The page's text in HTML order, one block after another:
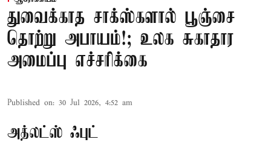
துவைக்காத சாக்ஸ்களால் பூஞ்சை
தொற்று அபாயம்!; உலக சுகாதார
அமைப்பு எச்சரிக்கை
Published on: 30 Jul 2026, 4:52 am
அத்லட்ஸ் ஃபுட்